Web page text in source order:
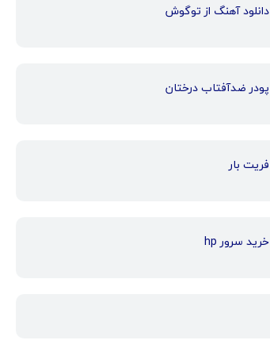
دانلود آهنگ از توگوش
پودر ضدآفتاب درختان
فریت بار
خرید سرور hp